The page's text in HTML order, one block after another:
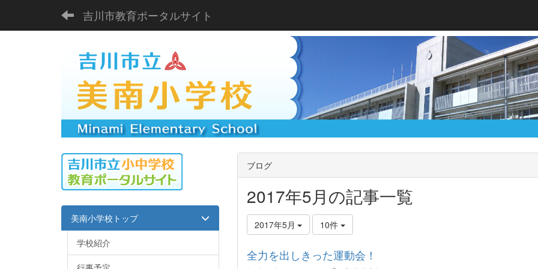
吉川市教育ポータルサイト
ブログ
2017年5月の記事一覧
2017年5月 10件
全力を出しきった運動会！
美南小学校トップ
学校紹介